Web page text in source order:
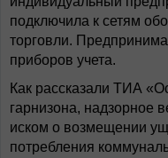
подключила к сетям
торговли.
приборов учета.
Как рассказали ТИА
гарнизона, надзорное
иском о возмещении
потребления